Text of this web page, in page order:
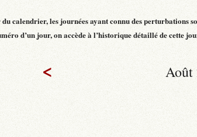
calendrier, les journées ayant connu des perturbations
d’un jour, on accède à l’historique détaillé de cette
< Août